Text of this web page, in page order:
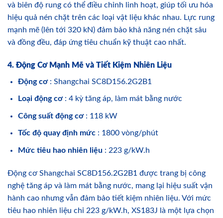
và biên độ rung có thể điều chỉnh linh hoạt, giúp tối ưu hóa
hiệu quả nén chặt trên các loại vật liệu khác nhau. Lực rung
mạnh mẽ (lên tới 320 kN) đảm bảo khả năng nén chặt sâu
và đồng đều, đáp ứng tiêu chuẩn kỹ thuật cao nhất.
4. Động Cơ Mạnh Mẽ và Tiết Kiệm Nhiên Liệu
Động cơ : Shangchai SC8D156.2G2B1
Loại động cơ : 4 kỳ tăng áp, làm mát bằng nước
Công suất động cơ : 118 kW
Tốc độ quay định mức : 1800 vòng/phút
Mức tiêu hao nhiên liệu : 223 g/kW.h
Động cơ Shangchai SC8D156.2G2B1 được trang bị công
nghệ tăng áp và làm mát bằng nước, mang lại hiệu suất vận
hành cao nhưng vẫn đảm bảo tiết kiệm nhiên liệu. Với mức
tiêu hao nhiên liệu chỉ 223 g/kW.h, XS183J là một lựa chọn